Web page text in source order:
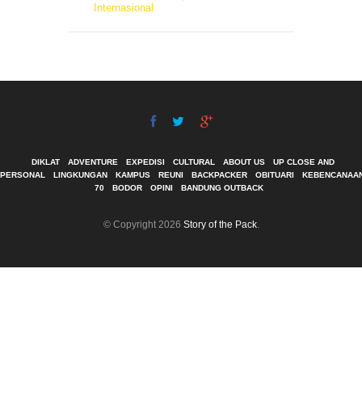
Internasional
DIKLAT ADVENTURE EXPEDISI CULTURAL ABOUT US
UP CLOSE AND
PERSONAL
LINGKUNGAN KAMPUS REUNI BACKPACKER OBITUARI
70
BODOR OPINI BANDUNG OUTBACK
© Copyright 2026 Story of the Pack.